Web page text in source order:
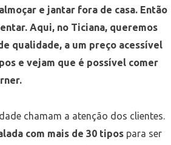
e jantar fora de casa. Então
Aqui, no Ticiana, queremos
qualidade, a um preço acessível
e vejam que é possível comer
chamam a atenção dos clientes.
com mais de 30 tipos para ser